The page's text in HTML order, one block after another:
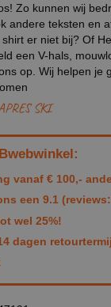
Zo kunnen wij
andere teksten en
er niet bij? Of
een V-hals,
op. Wij helpen je
SKI
vanaf € 100,-
een 9.1
wel 25%!
dagen